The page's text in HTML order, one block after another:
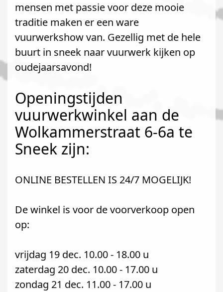
mensen met passie voor deze mooie
traditie maken er een ware
vuurwerkshow van. Gezellig met de hele
buurt in sneek naar vuurwerk kijken op
oudejaarsavond!
Openingstijden
vuurwerkwinkel aan de
Wolkammerstraat 6-6a te
Sneek zijn:
ONLINE BESTELLEN IS 24/7 MOGELIJK!
De winkel is voor de voorverkoop open
op:
vrijdag 19 dec. 10.00 - 18.00 u
zaterdag 20 dec. 10.00 - 17.00 u
zondag 21 dec. 11.00 - 17.00 u